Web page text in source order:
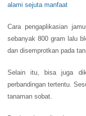
alami sejuta manfaat
Cara pengaplikasian
sebanyak 800 gram lalu
dan disemprotkan pada
Selain itu, bisa juga
perbandingan tertentu.
tanaman sobat.